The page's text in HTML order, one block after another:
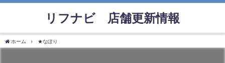
リフナビ®店舗更新情報
ホーム ★なぽり